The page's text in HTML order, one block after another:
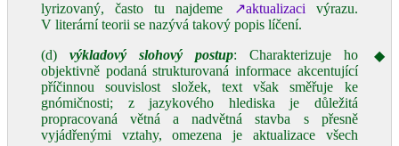
lyrizovaný, často tu najdeme
↗aktualizaci výrazu.
V literární teorii se nazývá takový popis líčení.
(d) výkladový slohový postup: Charakterizuje ho
objektivně podaná strukturovaná informace akcentující
příčinnou souvislost složek, text však směřuje ke
gnómičnosti; z jazykového hlediska je důležitá
propracovaná větná a nadvětná stavba s přesně
vyjádřenými vztahy, omezena je aktualizace všech
◆